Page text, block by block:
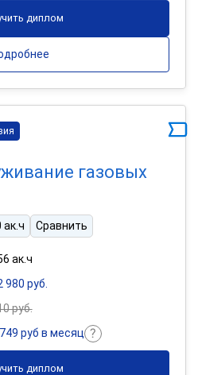
диплом
газовых
ак.ч Сравнить
ак.ч
980 руб.
руб.
руб в месяц
диплом